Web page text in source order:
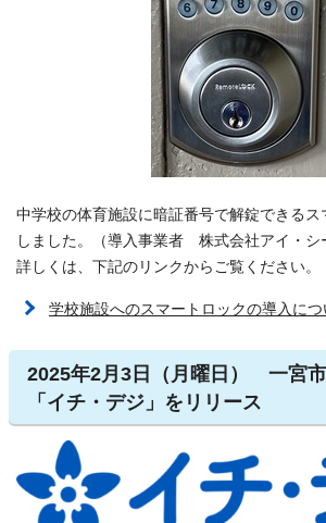
中学校の体育施設に暗証番号で解錠できるス
しました。（導入事業者 株式会社アイ・シ
詳しくは、下記のリンクからご覧ください。
学校施設へのスマートロックの導入につ
2025年2月3日（月曜日） 一宮
「イチ・デジ」をリリース